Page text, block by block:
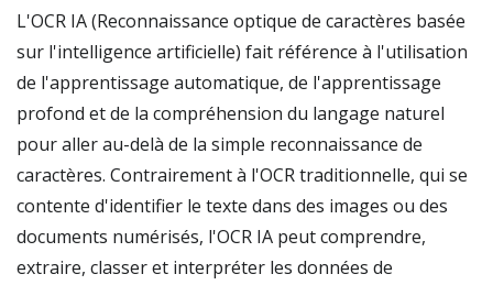
L'OCR IA (Reconnaissance optique de caractères basée
sur l'intelligence artificielle) fait référence à l'utilisation
de l'apprentissage automatique, de l'apprentissage
profond et de la compréhension du langage naturel
pour aller au-delà de la simple reconnaissance de
caractères. Contrairement à l'OCR traditionnelle, qui se
contente d'identifier le texte dans des images ou des
documents numérisés, l'OCR IA peut comprendre,
extraire, classer et interpréter les données de